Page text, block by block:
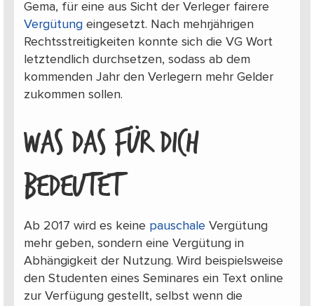
Gema, für eine aus Sicht der Verleger fairere
Vergütungeingesetzt. Nach mehrjährigen
Rechtsstreitigkeiten konnte sich die VG Wort
letztendlich durchsetzen, sodass ab dem
kommenden Jahr den Verlegern mehr Gelder
zukommen sollen.
WAS DAS FÜR DICH
BEDEUTET
Ab 2017 wird es keine pauschale Vergütung
mehr geben, sondern eine Vergütung in
Abhängigkeit der Nutzung. Wird beispielsweise
den Studenten eines Seminares ein Text online
zur Verfügung gestellt, selbst wenn die